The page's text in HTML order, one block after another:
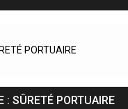
PORTUAIRE
: SÛRETÉ PORTUAIRE